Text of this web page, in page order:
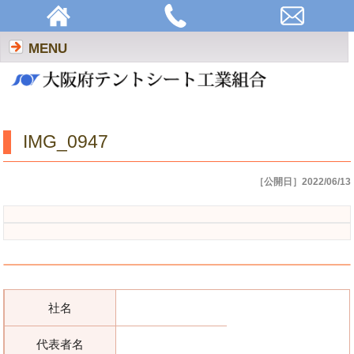
MENU
IMG_0947
［公開日］2022/06/13
社名
代表者名